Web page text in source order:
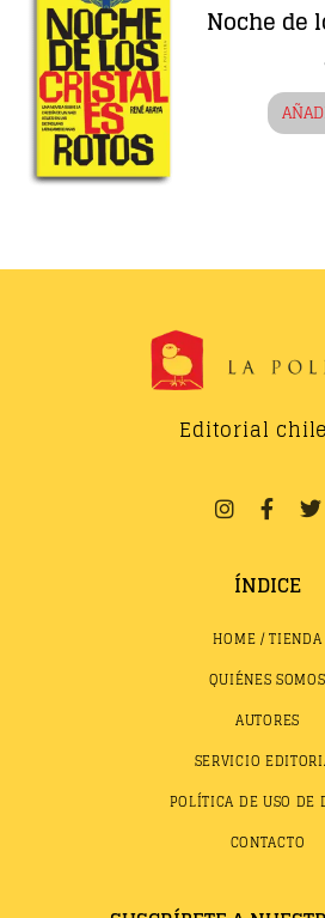
Noche de
Editorial
ÍNDICE
HOME / TIENDA
QUIÉNES SOMOS
AUTORES
SERVICIO
POLÍTICA DE USO DE
CONTACTO